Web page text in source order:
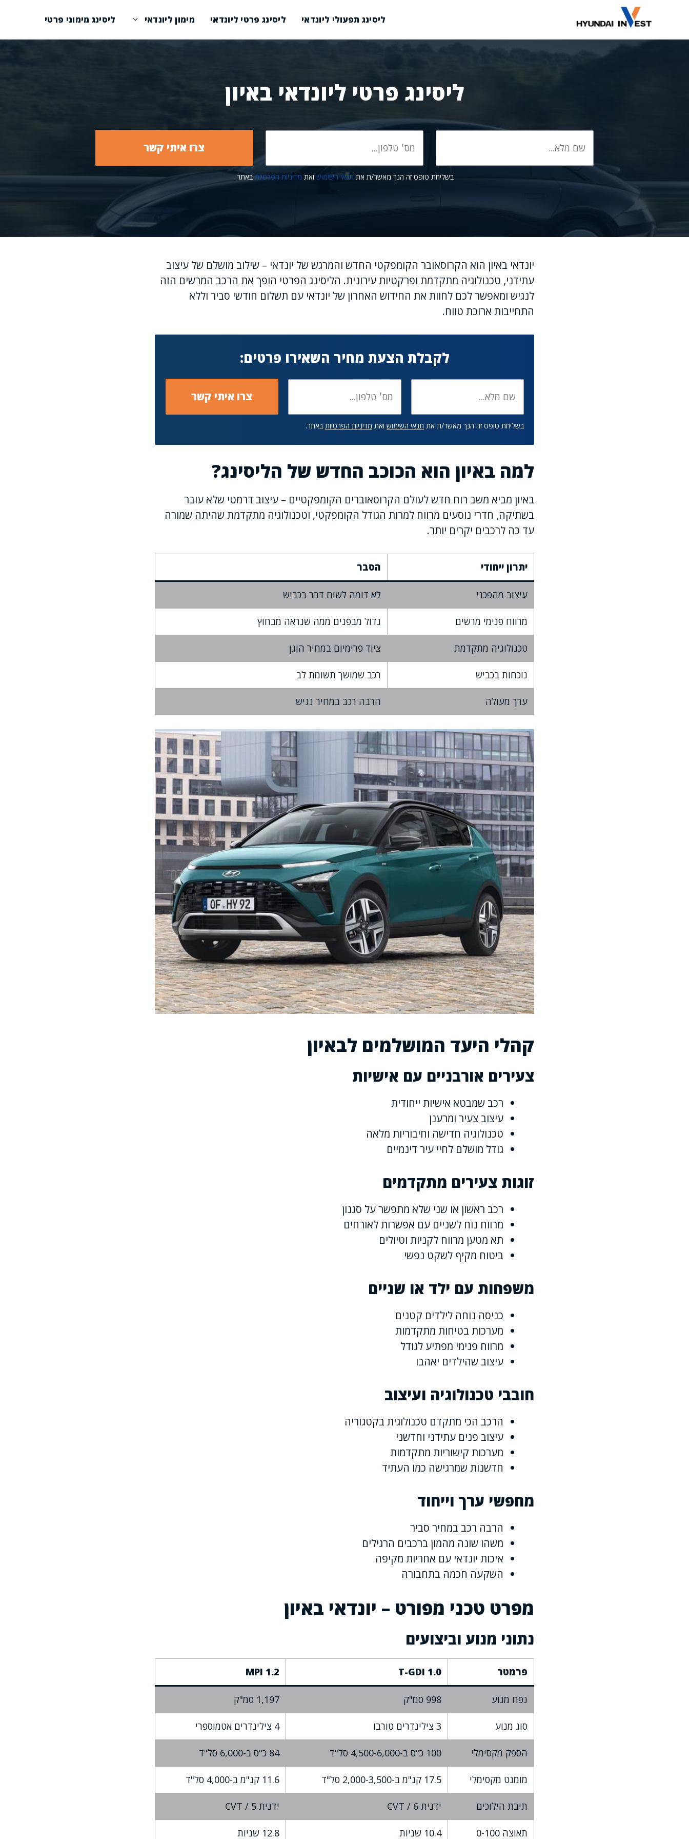
ליסינג תפעולי ליונדאי ליסינג פרטי ליונדאי מימון ליונדאי ליסינג מימוני פרטי
ליסינג פרטי ליונדאי באיון
בשליחת טופס זה הנך מאשר/ת את תנאי השימוש ואת מדיניות הפרטיותבאתר.
יונדאי באיון הוא הקרוסאובר הקומפקטי החדש והמרגש של יונדאי – שילוב מושלם של עיצוב
עתידני, טכנולוגיה מתקדמת ופרקטיות עירונית. הליסינג הפרטי הופך את הרכב המרשים הזה
לנגיש ומאפשר לכם לחוות את החידוש האחרון של יונדאי עם תשלום חודשי סביר וללא
התחייבות ארוכת טווח.
לקבלת הצעת מחיר השאירו פרטים:
בשליחת טופס זה הנך מאשר/ת את תנאי השימוש ואת מדיניות הפרטיות באתר.
למה באיון הוא הכוכב החדש של הליסינג?
באיון מביא משב רוח חדש לעולם הקרוסאוברים הקומפקטיים – עיצוב דרמטי שלא עובר
בשתיקה, חדרי נוסעים מרווח למרות הגודל הקומפקטי, וטכנולוגיה מתקדמת שהיתה שמורה
עד כה לרכבים יקרים יותר.
יתרון ייחודי הסבר
עיצוב מהפכני לא דומה לשום דבר בכביש
מרווח פנימי מרשים גדול מבפנים ממה שנראה מבחוץ
טכנולוגיה מתקדמת ציוד פרימיום במחיר הוגן
נוכחות בכביש רכב שמושך תשומת לב
ערך מעולה הרבה רכב במחיר נגיש
קהלי היעד המושלמים לבאיון
צעירים אורבניים עם אישיות
רכב שמבטא אישיות ייחודית
עיצוב צעיר ומרענן
טכנולוגיה חדישה וחיבוריות מלאה
גודל מושלם לחיי עיר דינמיים
זוגות צעירים מתקדמים
רכב ראשון או שני שלא מתפשר על סגנון
מרווח נוח לשניים עם אפשרות לאורחים
תא מטען מרווח לקניות וטיולים
ביטוח מקיף לשקט נפשי
משפחות עם ילד או שניים
כניסה נוחה לילדים קטנים
מערכות בטיחות מתקדמות
מרווח פנימי מפתיע לגודל
עיצוב שהילדים יאהבו
חובבי טכנולוגיה ועיצוב
הרכב הכי מתקדם טכנולוגית בקטגוריה
עיצוב פנים עתידני וחדשני
מערכות קישוריות מתקדמות
חדשנות שמרגישה כמו העתיד
מחפשי ערך וייחוד
הרבה רכב במחיר סביר
משהו שונה מהמון ברכבים הרגילים
איכות יונדאי עם אחריות מקיפה
השקעה חכמה בתחבורה
מפרט טכני מפורט – יונדאי באיון
נתוני מנוע וביצועים
פרמטר 1.0 T-GDI
1.2 MPI
נפח מנוע 998 סמ"ק 1,197 סמ"ק
סוג מנוע 3 צילינדרים טורבו 4 צילינדרים אטמוספרי
הספק מקסימלי 100 כ"ס ב-4,500-6,000 סל"ד 84 כ"ס ב-6,000 סל"ד
מומנט מקסימלי 17.5 קג"מ ב-2,000-3,500 סל"ד 11.6 קג"מ ב-4,000 סל"ד
תיבת הילוכים ידנית 6 / CVT ידנית 5 / CVT
תאוצה 0-100 10.4 שניות 12.8 שניות